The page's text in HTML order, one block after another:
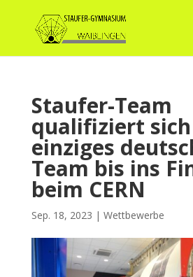
Staufer-Team
qualifiziert
einziges
Team bis ins
beim CERN
Sep. 18, 2023 | Wettbewerbe